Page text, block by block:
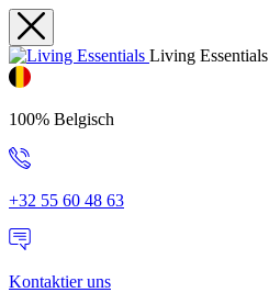
Living Essentials
100% Belgisch
+32 55 60 48 63
Kontaktier uns